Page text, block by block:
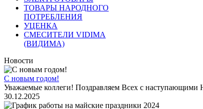
ТОВАРЫ НАРОДНОГО
ПОТРЕБЛЕНИЯ
УЦЕНКА
СМЕСИТЕЛИ VIDIMA
(ВИДИМА)
Новости
С новым годом!
Уважаемые коллеги! Поздравляем Всех с наступающими
30.12.2025